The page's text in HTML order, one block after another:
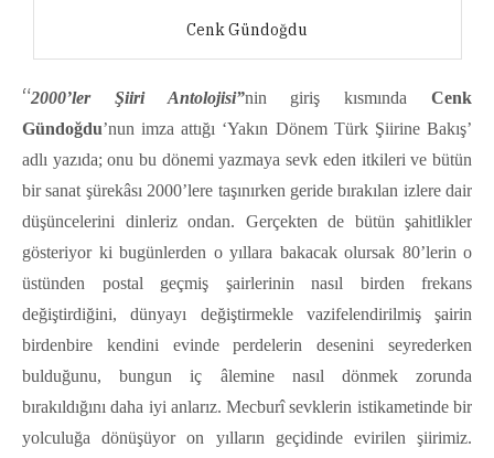
Cenk Gündoğdu
“2000’ler Şiiri Antolojisi”nin giriş kısmındaCenk
Gündoğdu’nun imza attığı ‘Yakın Dönem Türk Şiirine Bakış’
adlı yazıda; onu bu dönemi yazmaya sevk eden itkileri ve bütün
bir sanat şürekâsı 2000’lere taşınırken geride bırakılan izlere dair
düşüncelerini dinleriz ondan. Gerçekten de bütün şahitlikler
gösteriyor ki bugünlerden o yıllara bakacak olursak 80’lerin o
üstünden postal geçmiş şairlerinin nasıl birden frekans
değiştirdiğini, dünyayı değiştirmekle vazifelendirilmiş şairin
birdenbire kendini evinde perdelerin desenini seyrederken
bulduğunu, bungun iç âlemine nasıl dönmek zorunda
bırakıldığını daha iyi anlarız. Mecburî sevklerin istikametinde bir
yolculuğa dönüşüyor on yılların geçidinde evirilen şiirimiz.